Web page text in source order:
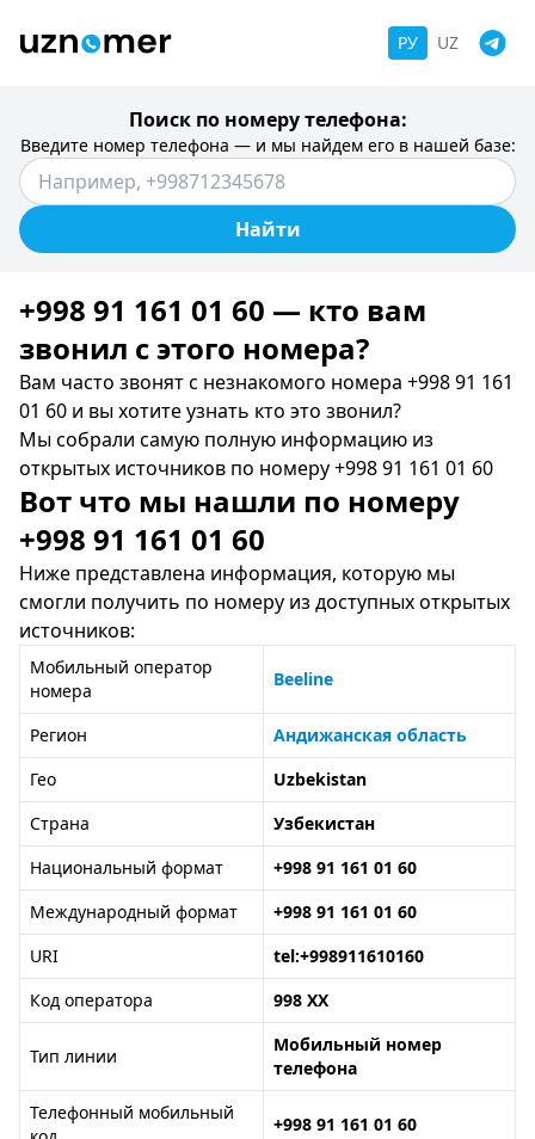
РУ UZ
Поиск по номеру телефона:
Введите номер телефона — и мы найдем его в нашей базе:
Найти
+998 91 161 01 60 — кто вам
звонил c этого номера?
Вам часто звонят с незнакомого номера +998 91 161
01 60 и вы хотите узнать кто это звонил?
Мы собрали самую полную информацию из
открытых источников по номеру +998 91 161 01 60
Вот что мы нашли по номеру
+998 91 161 01 60
Ниже представлена информация, которую мы
смогли получить по номеру из доступных открытых
источников:
Мобильный оператор
номера
Beeline
Регион
Андижанская область
Гео
Uzbekistan
Страна
Узбекистан
Национальный формат
+998 91 161 01 60
Международный формат
+998 91 161 01 60
URI
tel:+998911610160
Код оператора
998 XX
Тип линии
Мобильный номер
телефона
Телефонный мобильный
+998 91 161 01 60